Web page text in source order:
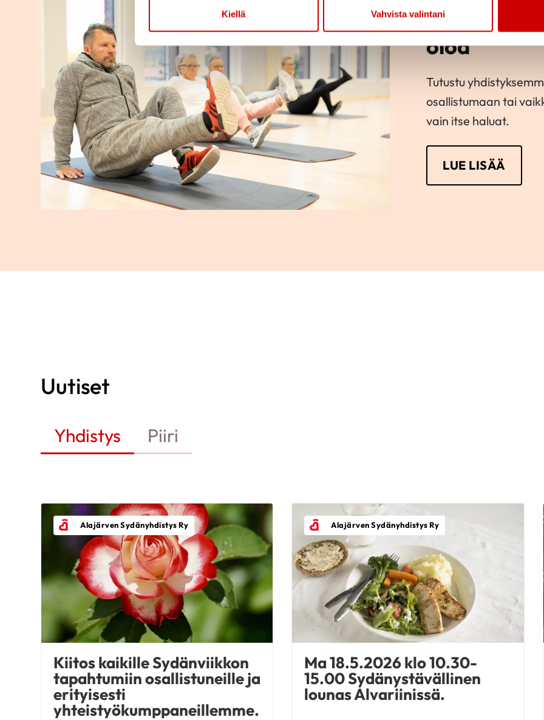
Kiellä Vahvista valintani
oloa
Tutustu
osallistumaan tai
vain itse haluat.
LUE LISÄÄ
Uutiset
Yhdistys Piiri
Alajärven Sydänyhdistys Ry
Kiitos kaikille Sydänviikkon
tapahtumiin osallistuneille ja
erityisesti
yhteistyökumppaneillemme.
Alajärven Sydänyhdistys Ry
Ma 18.5.2026 klo 10.30-
15.00 Sydänystävällinen
lounas Alvariinissä.